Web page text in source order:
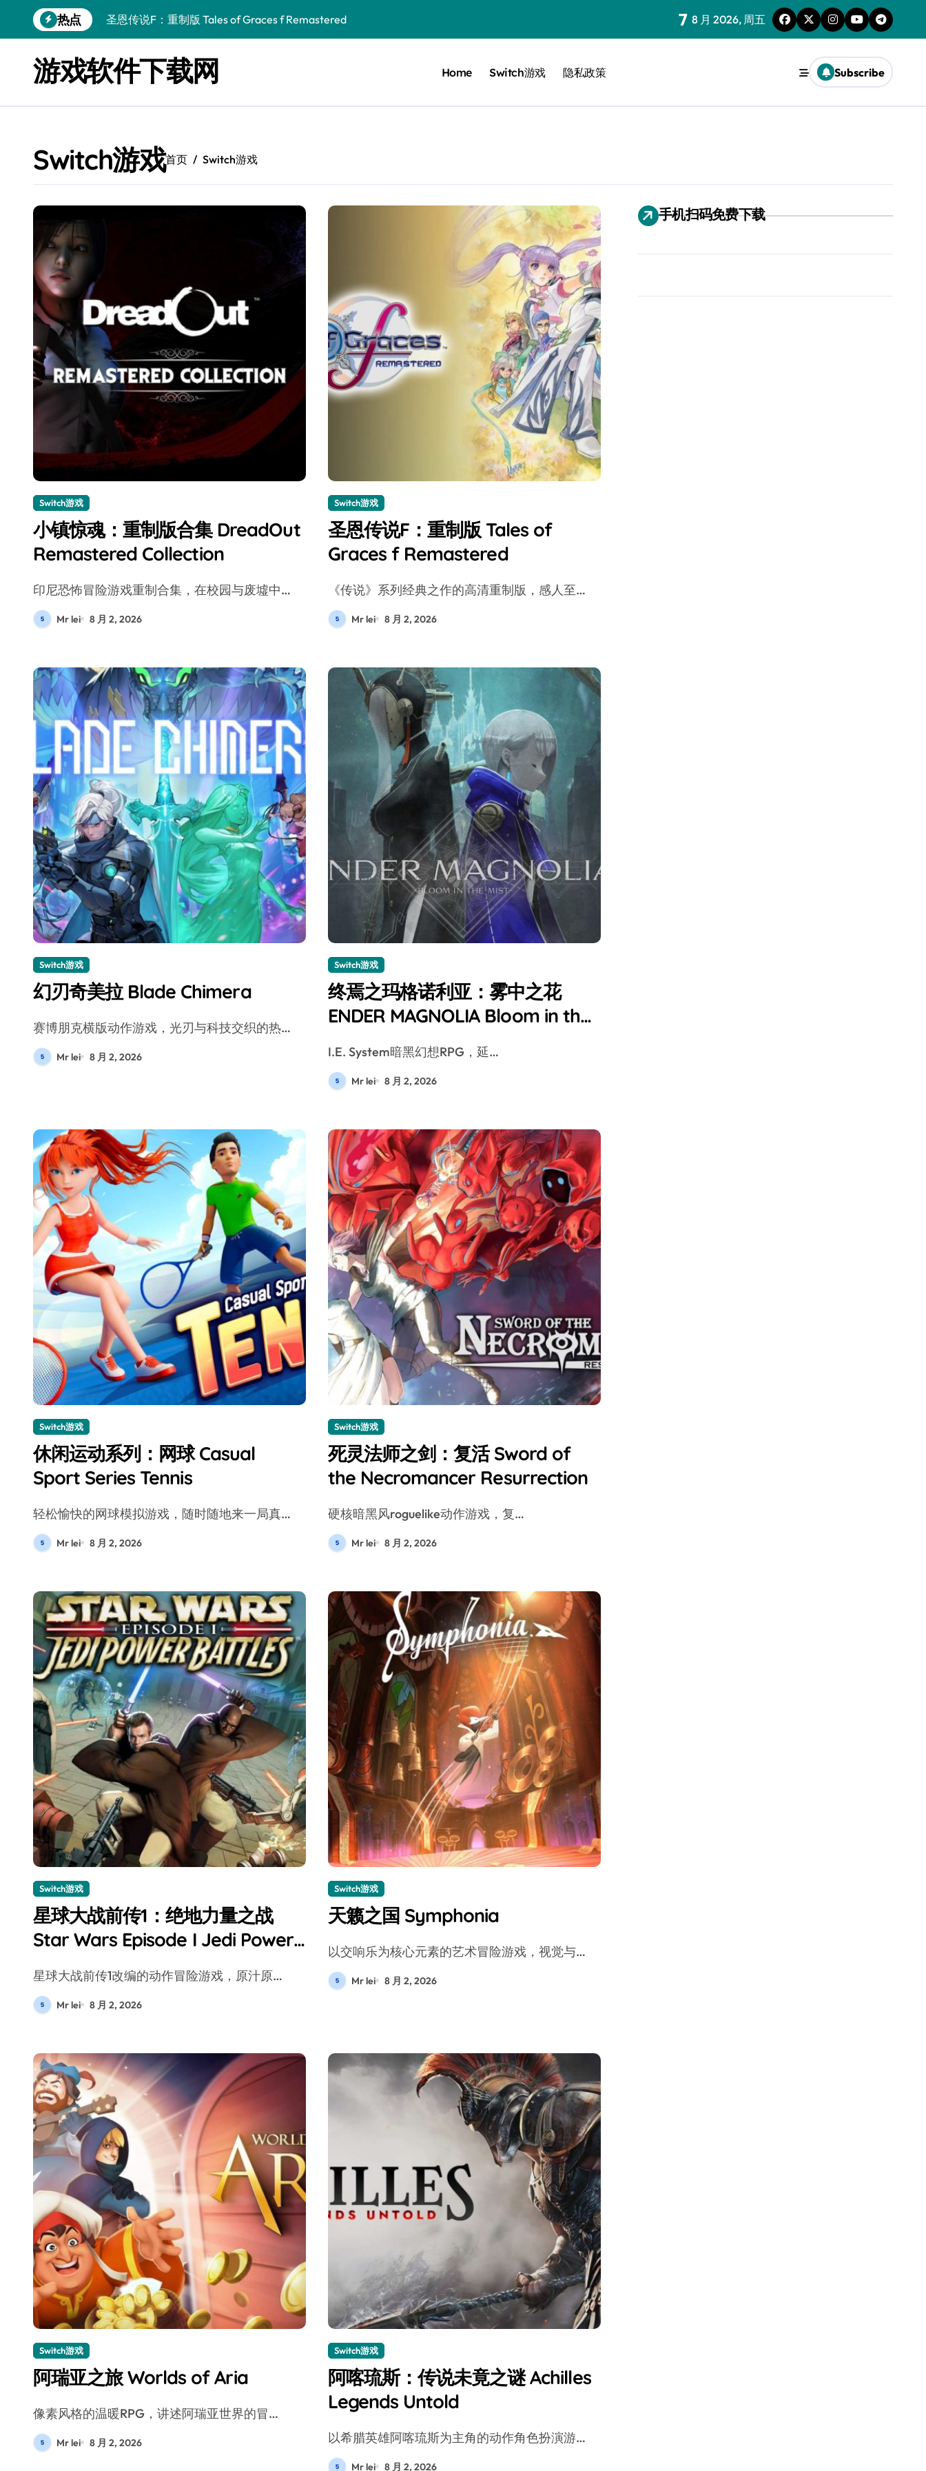
到
热点
幻刃奇美拉 Blade Chimera
休闲运动系列：网球 Casual Sport Series Tennis
死灵法师之剑：复活 Sword of the Necromancer Resurrection
天籁之国 Symphonia
阿喀琉斯：传说未竟之谜 Achilles Legends Untold
小镇惊魂：重制版合集 DreadOut Remastered Collection
7 8 月 2026, 周五
游戏软件下载网 Home Switch游戏 隐私政策 Subscribe
Switch游戏首页 Switch游戏
Switch游戏
小镇惊魂：重制版合集 DreadOut
Remastered Collection
印尼恐怖冒险游戏重制合集，在校园与废墟中…
Mr lei 8 月 2, 2026
Switch游戏
圣恩传说F：重制版 Tales of
Graces f Remastered
《传说》系列经典之作的高清重制版，感人至…
Mr lei 8 月 2, 2026
Switch游戏
幻刃奇美拉 Blade Chimera
赛博朋克横版动作游戏，光刃与科技交织的热…
Mr lei 8 月 2, 2026
Switch游戏
终焉之玛格诺利亚：雾中之花
ENDER MAGNOLIA Bloom in the
I.E. System暗黑幻想RPG，延…
Mr lei 8 月 2, 2026
Switch游戏
休闲运动系列：网球 Casual
Sport Series Tennis
轻松愉快的网球模拟游戏，随时随地来一局真…
Mr lei 8 月 2, 2026
Switch游戏
死灵法师之剑：复活 Sword of
the Necromancer Resurrection
硬核暗黑风roguelike动作游戏，复…
Mr lei 8 月 2, 2026
Switch游戏
星球大战前传1：绝地力量之战
Star Wars Episode I Jedi Power
Battles
星球大战前传1改编的动作冒险游戏，原汁原…
Mr lei 8 月 2, 2026
Switch游戏
天籁之国 Symphonia
以交响乐为核心元素的艺术冒险游戏，视觉与…
Mr lei 8 月 2, 2026
Switch游戏
阿瑞亚之旅 Worlds of Aria
像素风格的温暖RPG，讲述阿瑞亚世界的冒…
Mr lei 8 月 2, 2026
Switch游戏
阿喀琉斯：传说未竟之谜 Achilles
Legends Untold
以希腊英雄阿喀琉斯为主角的动作角色扮演游…
Mr lei 8 月 2, 2026
手机扫码免费下载